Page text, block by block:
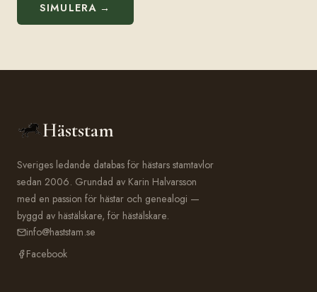
SIMULERA →
Häststam
Sveriges ledande databas för hästars stamtavlor
sedan 2006. Grundad av Karin Halvarsson
med en passion för hästar och genealogi —
byggd av hästälskare, för hästälskare.
info@haststam.se
Facebook